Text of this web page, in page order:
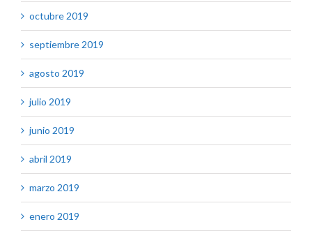
octubre 2019
septiembre 2019
agosto 2019
julio 2019
junio 2019
abril 2019
marzo 2019
enero 2019